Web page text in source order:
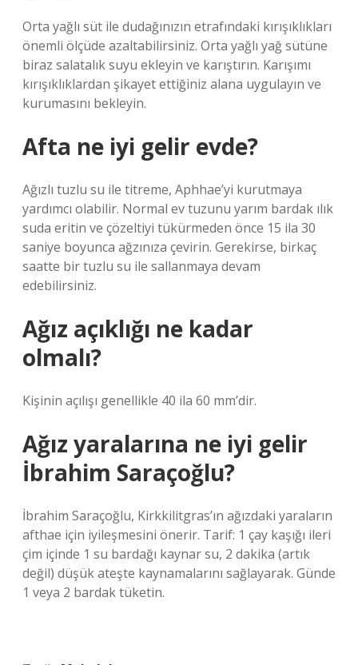
Orta yağlı süt ile dudağınızın etrafındaki kırışıklıkları
önemli ölçüde azaltabilirsiniz. Orta yağlı yağ sütüne
biraz salatalık suyu ekleyin ve karıştırın. Karışımı
kırışıklıklardan şikayet ettiğiniz alana uygulayın ve
kurumasını bekleyin.
Afta ne iyi gelir evde?
Ağızlı tuzlu su ile titreme, Aphhae’yi kurutmaya
yardımcı olabilir. Normal ev tuzunu yarım bardak ılık
suda eritin ve çözeltiyi tükürmeden önce 15 ila 30
saniye boyunca ağzınıza çevirin. Gerekirse, birkaç
saatte bir tuzlu su ile sallanmaya devam
edebilirsiniz.
Ağız açıklığı ne kadar
olmalı?
Kişinin açılışı genellikle 40 ila 60 mm’dir.
Ağız yaralarına ne iyi gelir
İbrahim Saraçoğlu?
İbrahim Saraçoğlu, Kirkkilitgras’ın ağızdaki yaraların
afthae için iyileşmesini önerir. Tarif: 1 çay kaşığı ileri
çim içinde 1 su bardağı kaynar su, 2 dakika (artık
değil) düşük ateşte kaynamalarını sağlayarak. Günde
1 veya 2 bardak tüketin.